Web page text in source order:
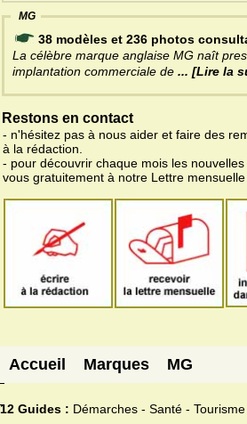
MG
38 modèles et 236 photos
La célèbre marque anglaise MG naît
implantation commerciale de ... [Lire la
Restons en contact
- n'hésitez pas à nous aider et faire des
à la rédaction.
- pour découvrir chaque mois les
vous gratuitement à notre Lettre
Accueil Marques MG
12 Guides : Démarches - Santé -